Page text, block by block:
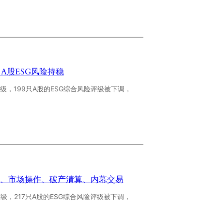
股ESG风险持稳
，199只A股的ESG综合风险评级被下调，
市场操作、破产清算、内幕交易
，217只A股的ESG综合风险评级被下调，